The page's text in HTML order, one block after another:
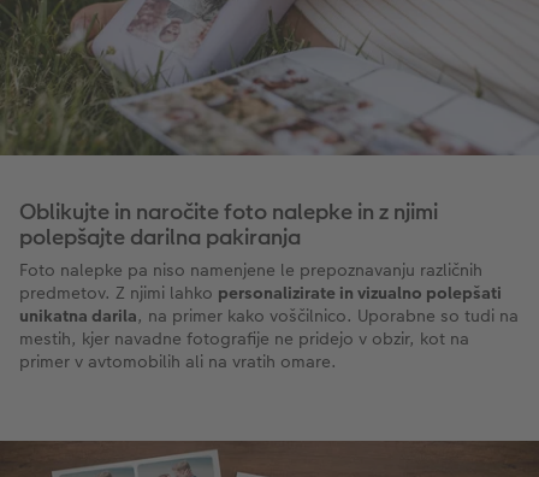
Oblikujte in naročite foto nalepke in z njimi
polepšajte darilna pakiranja
Foto nalepke pa niso namenjene le prepoznavanju različnih
predmetov. Z njimi lahko personalizirate in vizualno polepšati
unikatna darila, na primer kako voščilnico. Uporabne so tudi na
mestih, kjer navadne fotografije ne pridejo v obzir, kot na
primer v avtomobilih ali na vratih omare.